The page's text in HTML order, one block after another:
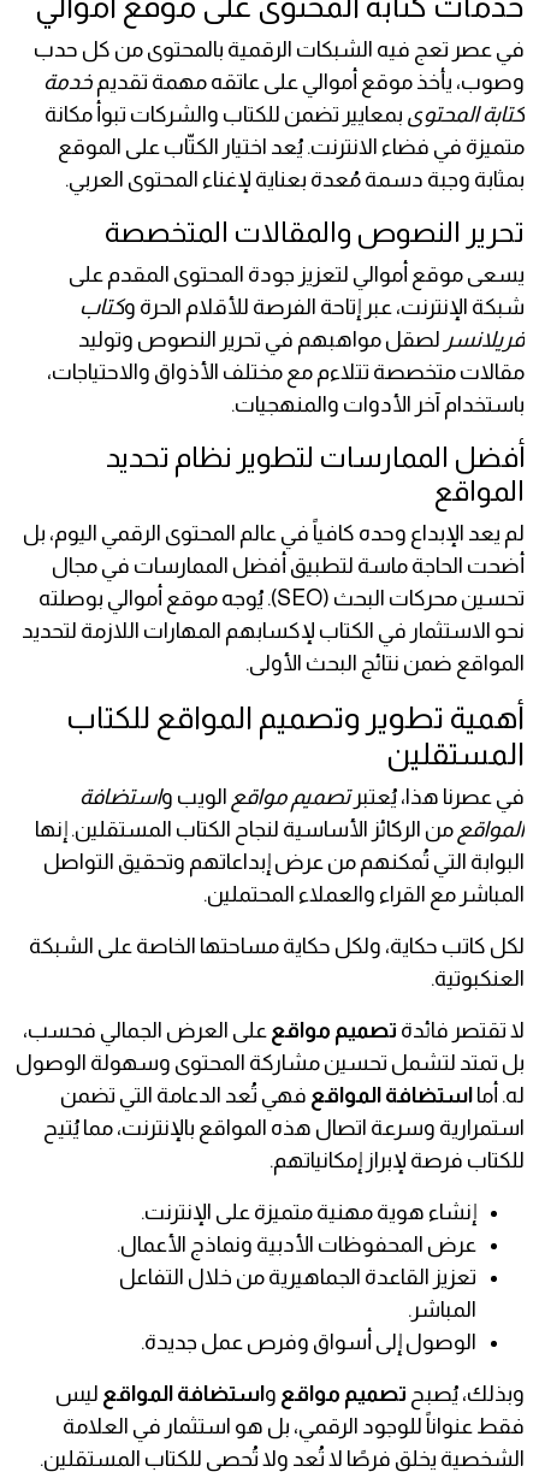
في عصر تعج فيه الشبكات الرقمية بالمحتوى من كل حدب
وصوب، يأخذ موقع أموالي على عاتقه مهمة تقديم خدمة
كتابة المحتوى بمعايير تضمن للكتاب والشركات تبوأ مكانة
متميزة في فضاء الانترنت. يُعد اختيار الكتّاب على الموقع
بمثابة وجبة دسمة مُعدة بعناية لإغناء المحتوى العربي.
تحرير النصوص والمقالات المتخصصة
يسعى موقع أموالي لتعزيز جودة المحتوى المقدم على
شبكة الإنترنت، عبر إتاحة الفرصة للأقلام الحرة وكتاب
فريلانسر لصقل مواهبهم في تحرير النصوص وتوليد
مقالات متخصصة تتلاءم مع مختلف الأذواق والاحتياجات،
باستخدام آخر الأدوات والمنهجيات.
أفضل الممارسات لتطوير نظام تحديد
المواقع
لم يعد الإبداع وحده كافياً في عالم المحتوى الرقمي اليوم، بل
أضحت الحاجة ماسة لتطبيق أفضل الممارسات في مجال
تحسين محركات البحث (SEO). يُوجه موقع أموالي بوصلته
نحو الاستثمار في الكتاب لإكسابهم المهارات اللازمة لتحديد
المواقع ضمن نتائج البحث الأولى.
أهمية تطوير وتصميم المواقع للكتاب
المستقلين
في عصرنا هذا، يُعتبرتصميم مواقع الويب واستضافة
المواقع من الركائز الأساسية لنجاح الكتاب المستقلين. إنها
البوابة التي تُمكنهم من عرض إبداعاتهم وتحقيق التواصل
المباشر مع القراء والعملاء المحتملين.
لكل كاتب حكاية، ولكل حكاية مساحتها الخاصة على الشبكة
العنكبوتية.
لا تقتصر فائدة تصميم مواقع على العرض الجمالي فحسب،
بل تمتد لتشمل تحسين مشاركة المحتوى وسهولة الوصول
له. أما استضافة المواقع فهي تُعد الدعامة التي تضمن
استمرارية وسرعة اتصال هذه المواقع بالإنترنت، مما يُتيح
للكتاب فرصة لإبراز إمكانياتهم.
إنشاء هوية مهنية متميزة على الإنترنت.
عرض المحفوظات الأدبية ونماذج الأعمال.
تعزيز القاعدة الجماهيرية من خلال التفاعل
المباشر.
الوصول إلى أسواق وفرص عمل جديدة.
وبذلك، يُصبح تصميم مواقع واستضافة المواقع ليس
فقط عنواناً للوجود الرقمي، بل هو استثمار في العلامة
الشخصية يخلق فرصًا لا تُعد ولا تُحصى للكتاب المستقلين.